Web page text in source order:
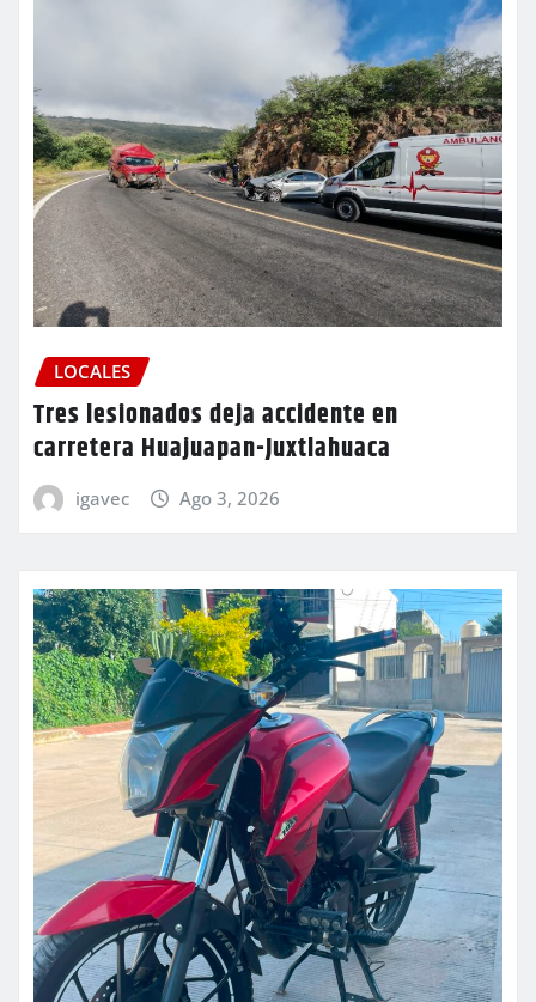
LOCALES
Tres lesionados deja accidente en
carretera Huajuapan-Juxtlahuaca
igavec Ago 3, 2026